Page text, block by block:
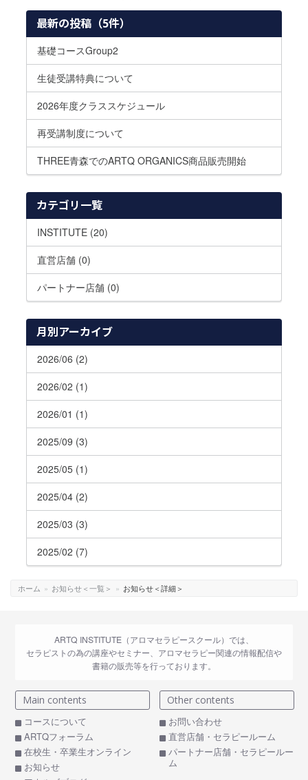
最新の投稿（5件）
基礎コースGroup2
生徒受講特典について
2026年度クラススケジュール
再受講制度について
THREE青森でのARTQ ORGANICS商品販売開始
カテゴリ一覧
INSTITUTE (20)
直営店舗 (0)
パートナー店舗 (0)
月別アーカイブ
2026/06 (2)
2026/02 (1)
2026/01 (1)
2025/09 (3)
2025/05 (1)
2025/04 (2)
2025/03 (3)
2025/02 (7)
ホーム » お知らせ＜一覧＞ » お知らせ＜詳細＞
ARTQ INSTITUTE（アロマセラピースクール）では、
セラピストの為の講座やセミナー、アロマセラピー関連の情報配信や
書籍の販売等を行っております。
Main contents
コースについて
ARTQフォーラム
在校生・卒業生オンライン
お知らせ
Other contents
お問い合わせ
直営店舗・セラピールーム
パートナー店舗・セラピールー
ム